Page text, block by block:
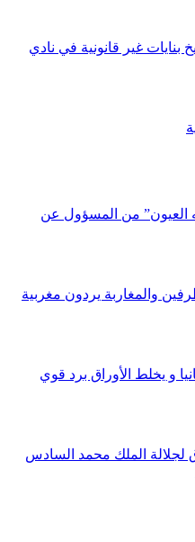
غير قانونية في نادي
العيون” من المسؤول عن
والمغاربة يردون مغربية
و يخلط الأوراق برد قوي
لجلالة الملك محمد السادس